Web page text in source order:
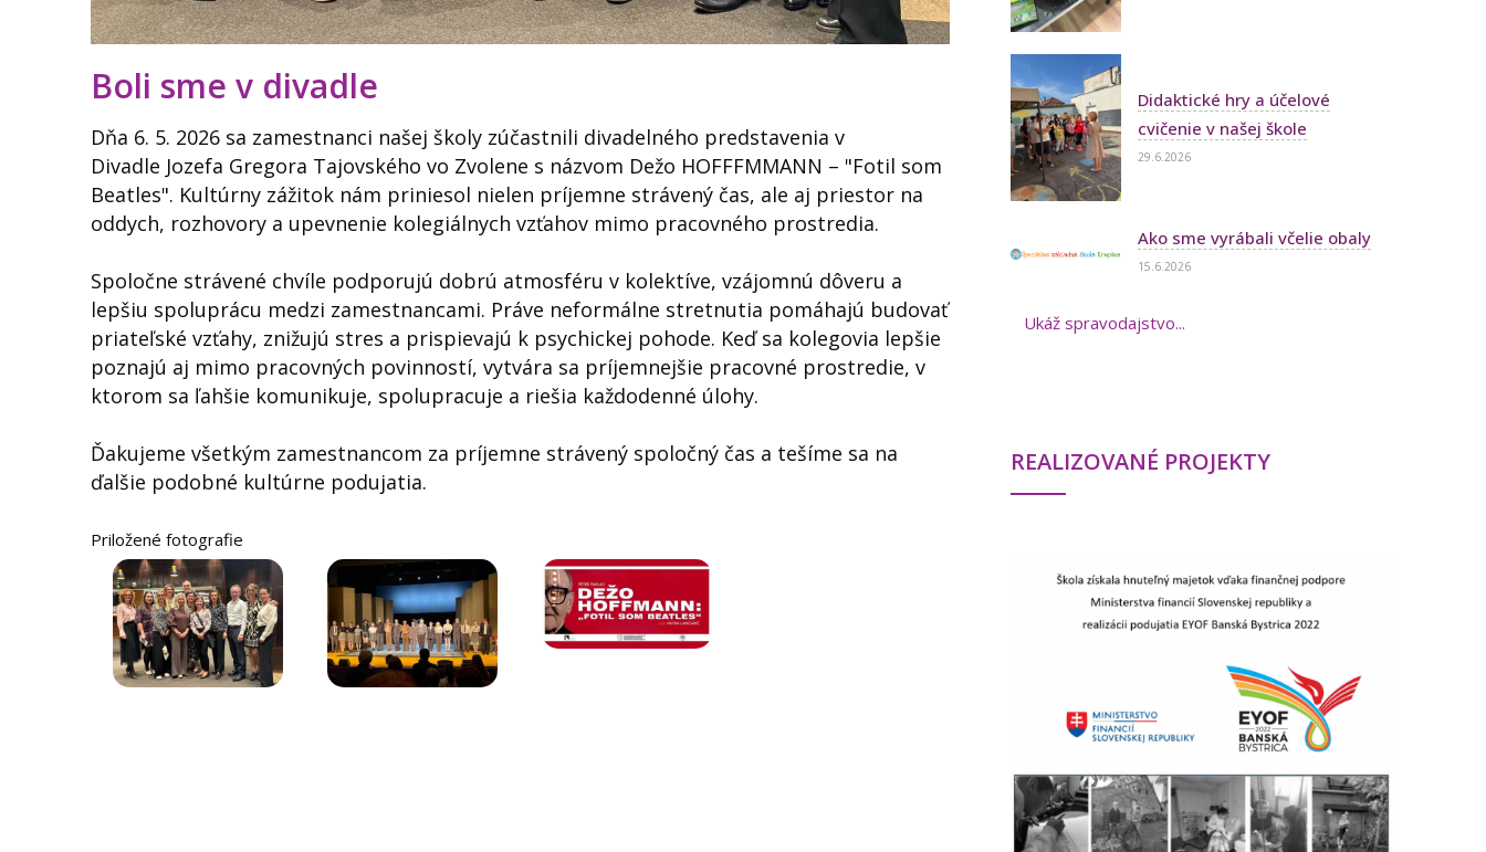
Boli sme v divadle
Dňa 6. 5. 2026 sa zamestnanci našej školy zúčastnili divadelného predstavenia v
Divadle Jozefa Gregora Tajovského vo Zvolene s názvom Dežo HOFFFMMANN – "Fotil som
Beatles". Kultúrny zážitok nám priniesol nielen príjemne strávený čas, ale aj priestor na
oddych, rozhovory a upevnenie kolegiálnych vzťahov mimo pracovného prostredia.
Spoločne strávené chvíle podporujú dobrú atmosféru v kolektíve, vzájomnú dôveru a
lepšiu spoluprácu medzi zamestnancami. Práve neformálne stretnutia pomáhajú budovať
priateľské vzťahy, znižujú stres a prispievajú k psychickej pohode. Keď sa kolegovia lepšie
poznajú aj mimo pracovných povinností, vytvára sa príjemnejšie pracovné prostredie, v
ktorom sa ľahšie komunikuje, spolupracuje a riešia každodenné úlohy.
Ďakujeme všetkým zamestnancom za príjemne strávený spoločný čas a tešíme sa na
ďalšie podobné kultúrne podujatia.
Priložené fotografie
Didaktické hry a účelové
cvičenie v našej škole
29.6.2026
Ako sme vyrábali včelie obaly
15.6.2026
Ukáž spravodajstvo...
REALIZOVANÉ PROJEKTY